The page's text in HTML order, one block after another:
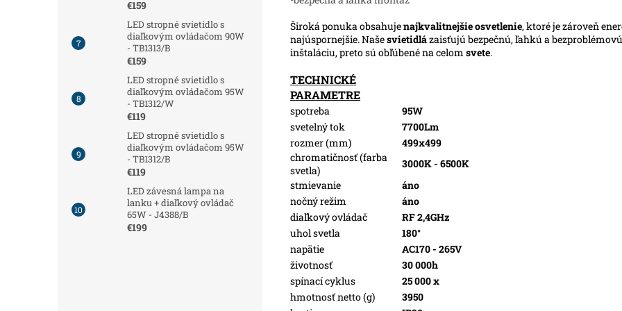
€159
LED stropné svietidlo s
diaľkovým ovládačom 90W
- TB1313/B
€159
LED stropné svietidlo s
diaľkovým ovládačom 95W
- TB1312/W
€119
LED stropné svietidlo s
diaľkovým ovládačom 95W
- TB1312/B
€119
LED závesná lampa na
lanku + diaľkový ovládač
65W - J4388/B
€199
Široká ponuka obsahujenajkvalitnejšie osvetlenie, ktoré je zároveň
najúspornejšie. Našesvietidlázaisťujú bezpečnú, ľahkú a bezproblémovú
inštaláciu, preto sú obľúbené na celom svete.
TECHNICKÉ
PARAMETRE
spotreba
95W
svetelný tok
7700Lm
rozmer (mm)
499x499
chromatičnosť (farba
svetla)
3000K - 6500K
stmievanie
áno
nočný režim
áno
diaľkový ovládač
RF 2,4GHz
uhol svetla
180°
napätie
AC170 - 265V
životnosť
30 000h
spínací cyklus
25 000 x
hmotnosť netto (g)
3950